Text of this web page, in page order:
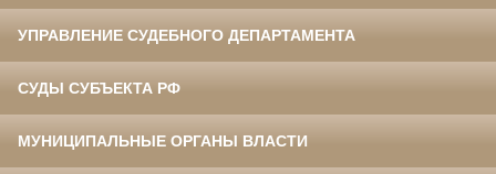
УПРАВЛЕНИЕ СУДЕБНОГО ДЕПАРТАМЕНТА
СУДЫ СУБЪЕКТА РФ
МУНИЦИПАЛЬНЫЕ ОРГАНЫ ВЛАСТИ